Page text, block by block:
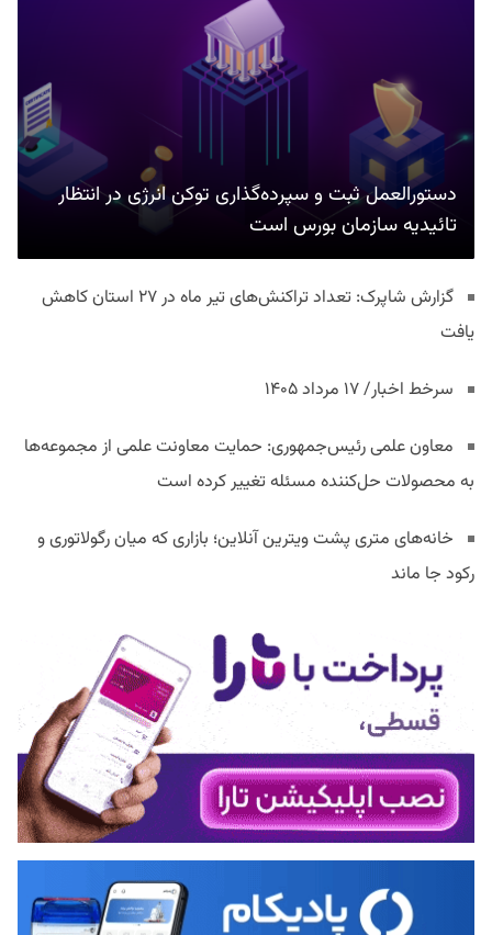
دستورالعمل ثبت و سپرده‌گذاری توکن انرژی در انتظار
تائیدیه سازمان بورس است
گزارش شاپرک: تعداد تراکنش‌های تیر ماه در ۲۷ استان‌ کاهش
یافت
سرخط اخبار/ ۱۷ مرداد ۱۴۰۵
معاون علمی رئیس‌جمهوری: حمایت معاونت علمی از مجموعه‌ها
به محصولات حل‌کننده مسئله تغییر کرده است
خانه‌های متری پشت ویترین آنلاین؛ بازاری که میان رگولاتوری و
رکود جا ماند